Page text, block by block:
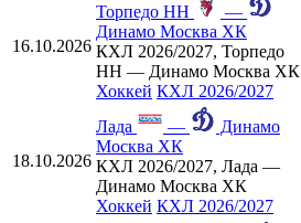
16.10.2026
Торпедо НН
—
Динамо Москва ХК
КХЛ 2026/2027, Торпедо
НН — Динамо Москва ХК
Хоккей КХЛ 2026/2027
18.10.2026
Лада —
Динамо
Москва ХК
КХЛ 2026/2027, Лада —
Динамо Москва ХК
Хоккей КХЛ 2026/2027